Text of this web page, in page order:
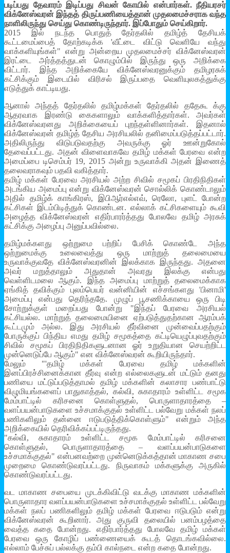
படிப்பது தேவாரம் இடிப்பது சிவன் கோயில் என்பார்கள். நீதியரசர்
விக்னேஸ்வரன் இந்தத் திருப்பணியைத்தான் முதலமைச்சராக வந்த
நாளிலிருந்து செய்து கொண்டிருந்தார். இப்போதும் செய்கிறார்.
2015 இல் நடந்த பொதுத் தேர்தலில் தமிழ்த் தேசியக்
கூட்டமைப்பைத் தோற்கடிக்க 'வீட்டை விட்டு வெளியே வந்து
வாக்களியுங்கள்" என்று அன்றைய முதலமைச்சர் விக்னேஸ்வரன்
இரட்டை அர்த்தத்துடன் கொழும்பில் இருந்து ஒரு அறிக்கை
விட்டார். இந்த அறிக்கையே விக்னேஸ்வரனுக்கும் தமிழரசுக்
கட்சிக்கும் இடையில் விரிசல் இருப்பதை வெளியுலகத்துக்கு
எடுத்துக் காட்டியது.
ஆனால் அந்தத் தேர்தலில் தமிழ்மக்கள் தேர்தலில் ததேகூ க்கு
ஆதரவாக இரண்டு கைகளாலும் வாக்களித்தார்கள். அவர்கள்
விக்னேஸ்வரனது அறிக்கையைப் புறந்தள்ளினார்கள். இதனால்
விக்னேஸ்வரன் தமிழ்த் தேசிய அரசியலில் தனிமைப்படுத்தப்பட்டார்.
அதிலிருந்து விடுபடுவதற்கு அவருக்கு ஓர் ஊன்றுகோல்
தேவைப்பட்டது. அதன் விளைவாகவே தமிழ் மக்கள் பேரவை என்ற
அமைப்பை டிசெம்பர் 19, 2015 அன்று உருவாக்கி அதன் இணைத்
தலைவராகவும் பதவி வகித்தார்.
தமிழ் மக்கள் பேரவை அரசியல் அற்ற சிவில் சமூகப் பிரதிநிதிகள்
அடங்கிய அமைப்பு என்று விக்னேஸ்வரன் சொல்லிக் கொண்டாலும்
அதில் தமிழ்க் காங்கிரஸ், இபிஆர்எல்எவ், ரெலோ, புளட் போன்ற
கட்சிகள் இடம்பிடித்துக் கொண்டன. எல்லாக் கட்சிகளையும் கூவி
அழைத்த விக்னேஸ்வரன் எதிர்பாரர்த்தது போலவே தமிழ் அரசுக்
கட்சிக்கு அழைப்பு அனுப்பவில்லை.
தமிழ்மக்களது ஒற்றுமை பற்றிப் பேசிக் கொண்டே அந்த
ஒற்றுமைக்கு உலைவைத்து ஒரு மாற்றுத் தலைமையை
உருவாக்குவதே விக்னேஸ்வரனின் இலக்காக இருந்தது. அதனை
அவர் மறுத்தாலும் அதுதான் அவரது இலக்கு என்பது
வெள்ளிடமலை ஆகும். இந்த அமைப்பு மாற்றுத் தலைமைக்காக
ஏங்கித் தவிக்கும் புலம்பெயர் வன்னியின் எச்சங்களது 'பினாமி'
அமைப்பு என்பது தெரிந்ததே. முழுப் பூசணிக்காயை ஒரு பிடி
சோற்றுக்குள் மறைப்பது போன்று "இந்தப் பேரவை அரசியல்
கட்சியல்ல. மாற்றுத் தலைமையினை ஏற்படுத்துதற்கான ஆரம்பக்
கூட்டமும் அல்ல. இது அரசியல் தீர்வினை முன்வைப்பதற்கும்
போருக்குப் பிந்திய எமது தமிழ் சமூகத்தை கட்டியெழுப்புவதற்கும்
சிவில் சமூகப் பிரதிநிதிகளுடனான ஓர் உறுதியான செயற்றிட்ட
முன்னெடுப்பே ஆகும்" என விக்னேஸ்வரன் கூறியிருந்தார்.
மேலும் "'தமிழ் மக்கள் பேரவை தமிழ் மக்களின்
இனப்பிரச்சினைக்கான தீர்வு என்ற எல்லைகளுடன் மட்டும் தனது
பணியை மட்டுப்படுத்தாமல் தமிழ் மக்களின் கலாசார பண்பாட்டு
விழுமியங்களைப் பாதுகாத்தல், கல்வி, சுகாதாரம் உள்ளிட்ட சமூக
மேம்பாட்டில் கரிசனை கொள்ளுதல், பொருளாதாரத்தை –
வளப்பயன்பாடுகளை உச்சமாக்குதல் உள்ளிட்ட பல்வேறு மக்கள் நலப்
பணிகளிலும் தன்னை ஈடுபடுத்திக்கொள்ளும்" என்றும் அந்த
அறிக்கையில் தெரிவிக்கப்பட்டிருந்தது.
"கல்வி, சுகாதாரம் உள்ளிட்ட சமூக மேம்பாட்டில் கரிசனை
கொள்ளுதல், பொருளாதாரத்தை – வளப்பயன்பாடுகளை
உச்சமாக்குதல்" என்பனவற்றை முன்னெடுக்கத்தான் மாகாண சபை
முறைமை கொண்டுவரப்பட்டது. நிருவாகம் மக்களுக்கு அருகில்
கொண்டுவரப்பட்டது.
வட மாகாண சபையை முடக்கிவிட்டு வடக்கு மாகாண மக்களின்
பொருளாதார வளப்பயன்பாடுகளை உச்சமாக்குதல் உள்ளிட்ட பல்வேறு
மக்கள் நலப் பணிகளிலும் தமிழ் மக்கள் பேரவை ஈடுபடும் என்று
விக்னேஸ்வரன் கூறினார். அது குருவி தலையில் பனம்பழத்தை
வைத்த கதை போன்றது. எதிர்பார்த்தது போலவே தமிழ் மக்கள்
பேரவை ஒரு கோழிப் பண்ணையைக் கூடத் தொடங்கவில்லை.
எல்லாம் பேச்சுப் பல்லக்கு தம்பி கால்நடை என்ற கதை போன்றது.